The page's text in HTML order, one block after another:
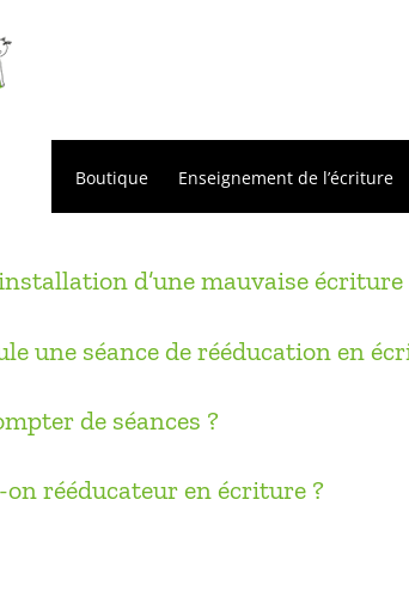
Boutique Enseignement de l’écriture
d’une mauvaise
une séance de rééducation en
de séances ?
rééducateur en écriture ?